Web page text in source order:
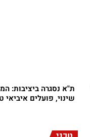
ת"א נסגרה ביציבות:
שינוי, פועלים איביאי